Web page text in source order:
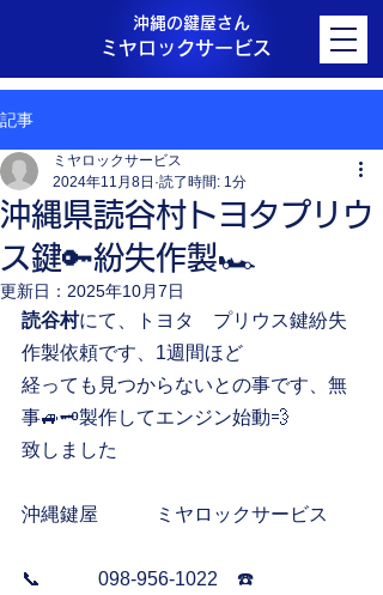
ミヤロックサービス
沖縄の鍵屋さん
記事
沖縄県読谷村トヨタプリウ
ス鍵🔑紛失作製🏎️
ミヤロックサービス
2024年11月8日 読了時間: 1分
更新日： 2025年10月7日
読谷村にて、トヨタ　プリウス鍵紛失
作製依頼です、1週間ほど
経っても見つからないとの事です、無
事🚙🗝️製作してエンジン始動💨
致しました
沖縄鍵屋　　　ミヤロックサービス
📞　　　098-956-1022    ☎️